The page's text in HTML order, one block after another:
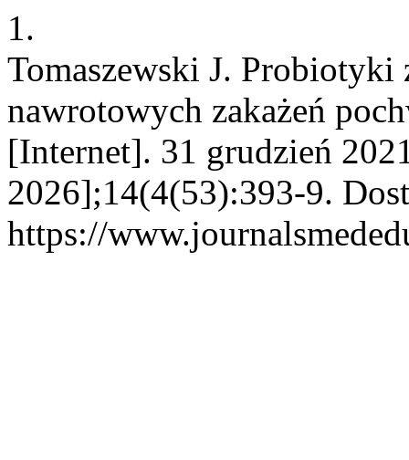
1.
Tomaszewski J.
nawrotowych zakażeń
[Internet]. 31 grudzień
2026];14(4(53):393-9.
https://